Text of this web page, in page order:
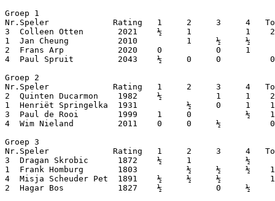
Groep 1
Nr.Speler             Rating   1     2     3     4
3  Colleen Otten       2021    ½     1           1
1  Jan Cheung          2010          1     ½     ½
2  Frans Arp           2020    0           0     1
4  Paul Spruit         2043    ½     0     0
Groep 2
Nr.Speler             Rating   1     2     3     4
2  Quinten Ducarmon    1982    ½           1     1
1  Henriët Springelka  1931          ½     0     1
3  Paul de Rooi        1999    1     0           ½
4  Wim Nieland         2011    0     0     ½
Groep 3
Nr.Speler             Rating   1     2     3     4
3  Dragan Skrobic      1872    ½     1           ½
1  Frank Homburg       1803          ½     ½     ½
4  Misja Scheuder Pet  1891    ½     ½     ½
2  Hagar Bos           1827    ½           0     ½